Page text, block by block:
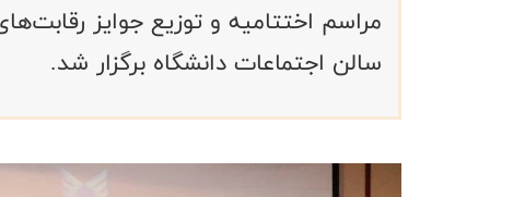
مراسم اختتامیه و توزیع جوایز
سالن اجتماعات دانشگاه برگزار شد.